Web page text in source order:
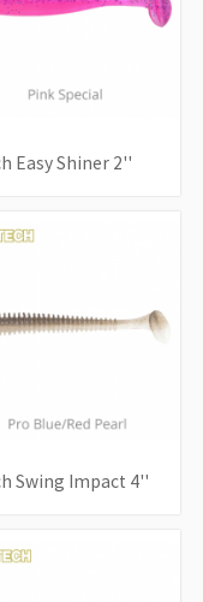
Easy Shiner 2''
Swing Impact 4''